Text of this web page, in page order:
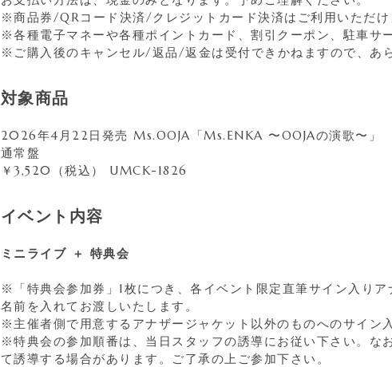
※商品券/QRコード決済/クレジットカード決済はご利用いただけ
※各種電子マネーや各種ポイントカード、割引クーポン、駐車サ
※ご購入後のキャンセル/返品/返金は受付できかねますので、あ
対象商品
2026年4月22日発売 Ms.OOJA「Ms.ENKA 〜OOJAの演歌〜」
通常盤
￥3,520（税込） UMCK-1826
イベント内容
ミニライブ ＋ 特典会
※「特典会参加券」1枚につき、各イベント限定直筆サイン⼊り
名前を⼊れてお渡しいたします。
※主催者側で用意するアナザージャケット以外のものへのサイン
※特典会の参加順番は、当日スタッフの誘導にお従い下さい。な
て誘導する場合があります。ご了承の上ご参加下さい。